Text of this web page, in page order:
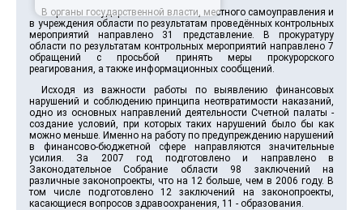
В органы государственной власти, местного самоуправления и
в учреждения области по результатам проведённых контрольных
мероприятий направлено 31 представление. В прокуратуру
области по результатам контрольных мероприятий направлено 7
обращений с просьбой принять меры прокурорского
реагирования, а также информационных сообщений.
Исходя из важности работы по выявлению финансовых
нарушений и соблюдению принципа неотвратимости наказаний,
одно из основных направлений деятельности Счетной палаты -
создание условий, при которых таких нарушений было бы как
можно меньше. Именно на работу по предупреждению нарушений
в финансово-бюджетной сфере направляются значительные
усилия. За 2007 год подготовлено и направлено в
Законодательное Собрание области 98 заключений на
различные законопроекты, что на 12 больше, чем в 2006 году. В
том числе подготовлено 12 заключений на законопроекты,
касающиеся вопросов здравоохранения, 11 - образования.